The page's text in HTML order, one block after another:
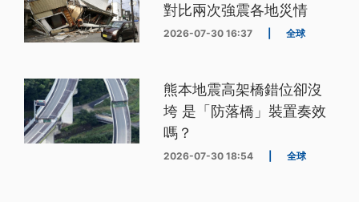
對比兩次強震各地災情
2026-07-30 16:37 全球
熊本地震高架橋錯位卻沒
垮 是「防落橋」裝置奏效
嗎？
2026-07-30 18:54 全球